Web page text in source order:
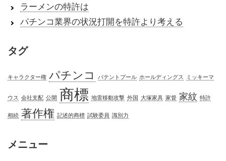
ラーメンの特許は
パチンコ業界の状況打開を特許より考える
タグ
キャラクター権 パチンコ パテントプール ホールディングス ミッキーマ
ウス 会社支配 公開 商標 地雷移動攻撃 外国 大塚家具 家督 家紋 特許
相続 著作権 記述的商標 試験委員 識別力
メニュー